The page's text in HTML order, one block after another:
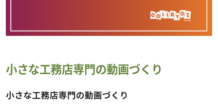
小さな工務店専門の動画づくり
小さな工務店専門の動画づくり